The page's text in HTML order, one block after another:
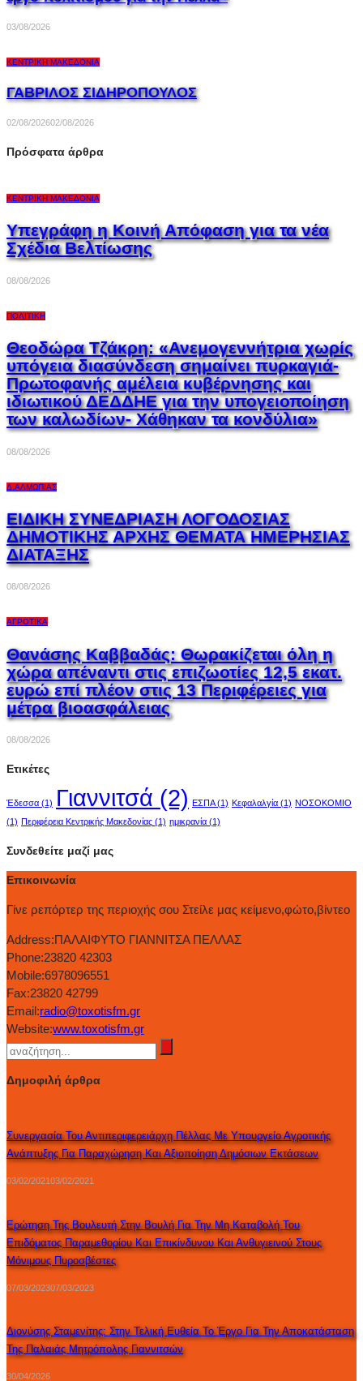
03/08/2026
ΚΕΝΤΡΙΚΉ ΜΑΚΕΔΟΝΊΑ
ΓΑΒΡΙΛΟΣ ΣΙΔΗΡΟΠΟΥΛΟΣ
02/08/202602/08/2026
Πρόσφατα άρθρα
ΚΕΝΤΡΙΚΉ ΜΑΚΕΔΟΝΊΑ
Υπεγράφη η Κοινή Απόφαση για τα νέα
Σχέδια Βελτίωσης
08/08/2026
ΠΟΛΙΤΙΚΉ
Θεοδώρα Τζάκρη: «Ανεμογεννήτρια χωρίς
υπόγεια διασύνδεση σημαίνει πυρκαγιά-
Πρωτοφανής αμέλεια κυβέρνησης και
ιδιωτικού ΔΕΔΔΗΕ για την υπογειοποίηση
των καλωδίων- Χάθηκαν τα κονδύλια»
08/08/2026
Δ.ΑΛΜΩΠΊΑΣ
ΕΙΔΙΚΗ ΣΥΝΕΔΡΙΑΣΗ ΛΟΓΟΔΟΣΙΑΣ
ΔΗΜΟΤΙΚΗΣ ΑΡΧΗΣ ΘΕΜΑΤΑ ΗΜΕΡΗΣΙΑΣ
ΔΙΑΤΑΞΗΣ
08/08/2026
ΑΓΡΟΤΙΚΆ
Θανάσης Καββαδάς: Θωρακίζεται όλη η
χώρα απέναντι στις επιζωοτίες 12,5 εκατ.
ευρώ επί πλέον στις 13 Περιφέρειες για
μέτρα βιοασφάλειας
08/08/2026
Ετικέτες
Έδεσσα (1) Γιαννιτσά (2) ΕΣΠΑ(1) Κεφαλαλγία (1) ΝΟΣΟΚΟΜΙΟ
(1) Περιφέρεια Κεντρικής Μακεδονίας (1) ημικρανία (1)
Συνδεθείτε μαζί μας
Επικοινωνία
Γίνε ρεπόρτερ της περιοχής σου Στείλε μας κείμενο,φώτο,βίντεο
Address:ΠΑΛΑΙΦΥΤΟ ΓΙΑΝΝΙΤΣΑ ΠΕΛΛΑΣ
Phone:23820 42303
Mobile:6978096551
Fax:23820 42799
Email:radio@toxotisfm.gr
Website:www.toxotisfm.gr
Δημοφιλή άρθρα
Συνεργασία Του Αντιπεριφερειάρχη Πέλλας Με Υπουργείο Αγροτικής
Ανάπτυξης Για Παραχώρηση Και Αξιοποίηση Δημόσιων Εκτάσεων
03/02/202103/02/2021
Ερώτηση Της Βουλευτή Στην Βουλή Για Την Μη Καταβολή Του
Επιδόματος Παραμεθορίου Και Επικίνδυνου Και Ανθυγιεινού Στους
Μόνιμους Πυροσβέστες
07/03/202307/03/2023
Διονύσης Σταμενίτης: Στην Τελική Ευθεία Το Έργο Για Την Αποκατάσταση
Της Παλαιάς Μητρόπολης Γιαννιτσών
30/04/2026